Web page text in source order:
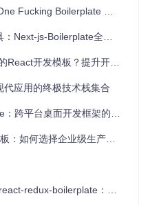
定的后端和友好的前端界
程控制。
渲染和Flask的API能力，
Flask的简洁和React的灵
署按钮，开发者可以轻松
减少了部署的复杂性和时间
者可以在本地快速启动和
Boilerplate 项目推荐
js-Boilerplate全解析
模板？提升开发效率的终极方案
应用的终极技术栈集合
桌面开发框架的新时代解决方案
选择企业级生产就绪解决方案
：现代Web应用的高效启动器